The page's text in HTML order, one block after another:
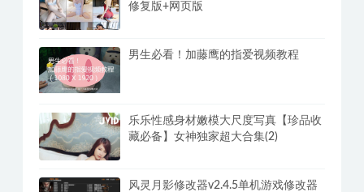
修复版+网页版
男生必看！加藤鹰的指爱视频教程
乐乐性感身材嫩模大尺度写真【珍品收
藏必备】女神独家超大合集(2)
风灵月影修改器v2.4.5单机游戏修改器